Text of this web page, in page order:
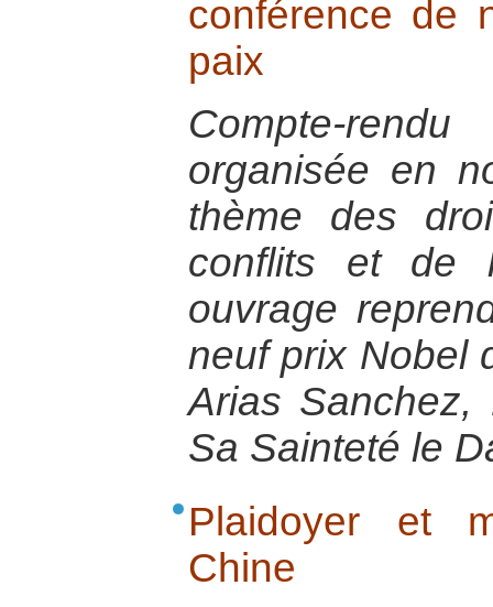
conférence de
paix
Compte-
organisée en
thème des
conflits et de
ouvrage
neuf prix Nobel
Arias Sanchez,
Sa Sainteté le
Plaidoyer et
Chine